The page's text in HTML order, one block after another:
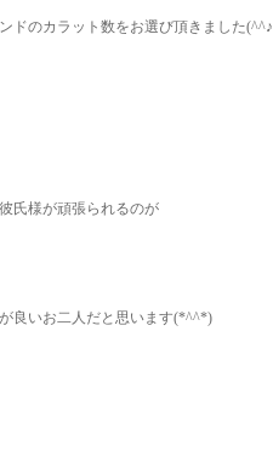
ドのカラット数をお選び頂きました(^^♪
氏様が頑張られるのが
良いお二人だと思います(*^^*)